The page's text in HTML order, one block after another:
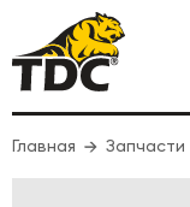
Главная Запчасти